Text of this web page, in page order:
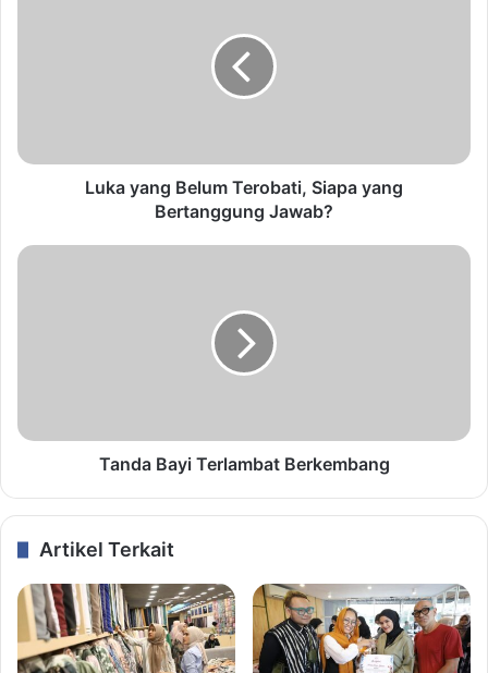
Luka yang Belum Terobati, Siapa yang
Bertanggung Jawab?
Tanda Bayi Terlambat Berkembang
Artikel Terkait